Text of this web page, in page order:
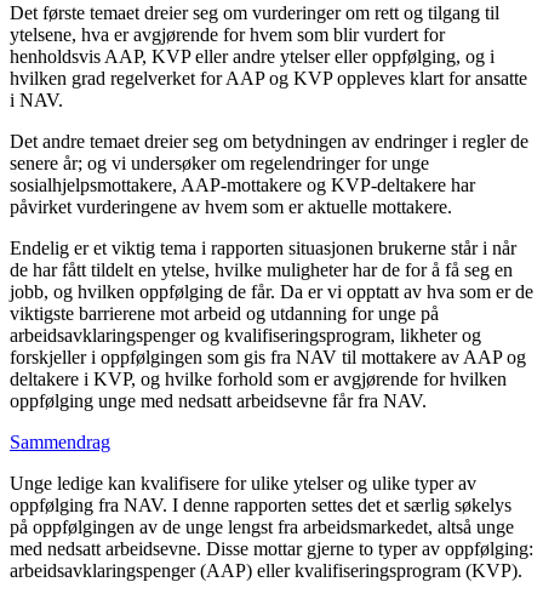
Det første temaet dreier seg om vurderinger om rett og tilgang til
ytelsene, hva er avgjørende for hvem som blir vurdert for
henholdsvis AAP, KVP eller andre ytelser eller oppfølging, og i
hvilken grad regelverket for AAP og KVP oppleves klart for ansatte
i NAV.
Det andre temaet dreier seg om betydningen av endringer i regler de
senere år; og vi undersøker om regelendringer for unge
sosialhjelpsmottakere, AAP-mottakere og KVP-deltakere har
påvirket vurderingene av hvem som er aktuelle mottakere.
Endelig er et viktig tema i rapporten situasjonen brukerne står i når
de har fått tildelt en ytelse, hvilke muligheter har de for å få seg en
jobb, og hvilken oppfølging de får. Da er vi opptatt av hva som er de
viktigste barrierene mot arbeid og utdanning for unge på
arbeidsavklaringspenger og kvalifiseringsprogram, likheter og
forskjeller i oppfølgingen som gis fra NAV til mottakere av AAP og
deltakere i KVP, og hvilke forhold som er avgjørende for hvilken
oppfølging unge med nedsatt arbeidsevne får fra NAV.
Sammendrag
Unge ledige kan kvalifisere for ulike ytelser og ulike typer av
oppfølging fra NAV. I denne rapporten settes det et særlig søkelys
på oppfølgingen av de unge lengst fra arbeidsmarkedet, altså unge
med nedsatt arbeidsevne. Disse mottar gjerne to typer av oppfølging:
arbeidsavklaringspenger (AAP) eller kvalifiseringsprogram (KVP).